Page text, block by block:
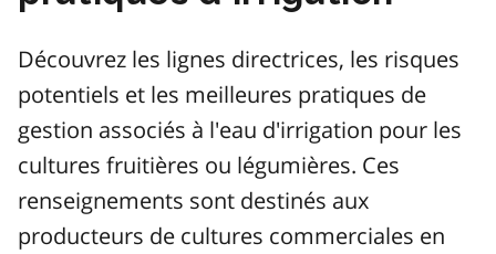
Découvrez les lignes directrices, les risques
potentiels et les meilleures pratiques de
gestion associés à l'eau d'irrigation pour les
cultures fruitières ou légumières. Ces
renseignements sont destinés aux
producteurs de cultures commerciales en